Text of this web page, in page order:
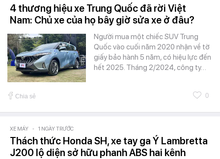
4 thương hiệu xe Trung Quốc đã rời Việt
Nam: Chủ xe của họ bây giờ sửa xe ở đâu?
Người mua một chiếc SUV Trung
Quốc vào cuối năm 2020 nhận về tờ
giấy bảo hành 5 năm, có hiệu lực đến
hết 2025. Tháng 2/2024, công ty…
Chia sẻ 0
XE MÁY - 1 NGÀY TRƯỚC
Thách thức Honda SH, xe tay ga Ý Lambretta
J200 lộ diện sở hữu phanh ABS hai kênh